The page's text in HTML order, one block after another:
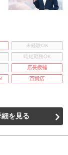
未経験OK
時短勤務OK
店長候補
百貨店
細を見る